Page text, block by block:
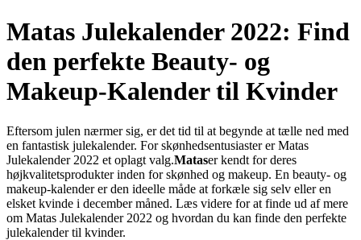
Matas Julekalender 2022: Find
den perfekte Beauty- og
Makeup-Kalender til Kvinder
Eftersom julen nærmer sig, er det tid til at begynde at tælle ned med
en fantastisk julekalender. For skønhedsentusiaster er Matas
Julekalender 2022 et oplagt valg.Mataser kendt for deres
højkvalitetsprodukter inden for skønhed og makeup. En beauty- og
makeup-kalender er den ideelle måde at forkæle sig selv eller en
elsket kvinde i december måned. Læs videre for at finde ud af mere
om Matas Julekalender 2022 og hvordan du kan finde den perfekte
julekalender til kvinder.